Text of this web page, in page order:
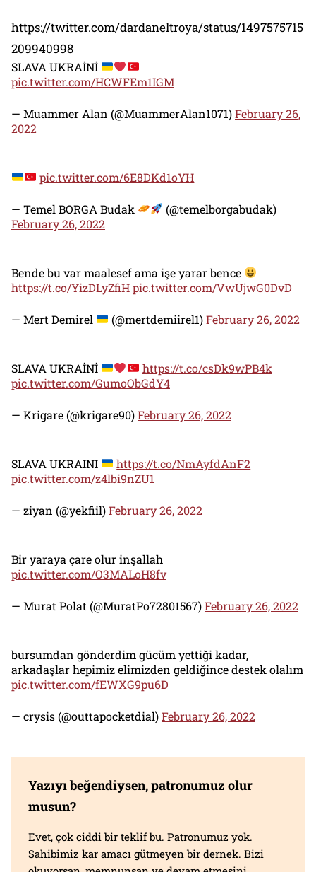
https://twitter.com/dardaneltroya/status/1497575715
209940998
SLAVA UKRAİNİ
pic.twitter.com/HCWFEm1IGM
— Muammer Alan (@MuammerAlan1071)February 26,
2022
pic.twitter.com/6E8DKd1oYH
— Temel BORGA Budak
(@temelborgabudak)
February 26, 2022
Bende bu var maalesef ama işe yarar bence
https://t.co/YizDLyZfiHpic.twitter.com/VwUjwG0DvD
— Mert Demirel (@mertdemiirel1)February 26, 2022
SLAVA UKRAİNİ
https://t.co/csDk9wPB4k
pic.twitter.com/GumoObGdY4
— Krigare (@krigare90)February 26, 2022
SLAVA UKRAINI
https://t.co/NmAyfdAnF2
pic.twitter.com/z4lbi9nZU1
— ziyan (@yekfiil)February 26, 2022
Bir yaraya çare olur inşallah
pic.twitter.com/O3MALoH8fv
— Murat Polat (@MuratPo72801567)February 26, 2022
bursumdan gönderdim gücüm yettiği kadar,
arkadaşlar hepimiz elimizden geldiğince destek olalım
pic.twitter.com/fEWXG9pu6D
— crysis (@outtapocketdial)February 26, 2022
Yazıyı beğendiysen, patronumuz olur
musun?
Evet, çok ciddi bir teklif bu. Patronumuz yok.
Sahibimiz kar amacı gütmeyen bir dernek. Bizi